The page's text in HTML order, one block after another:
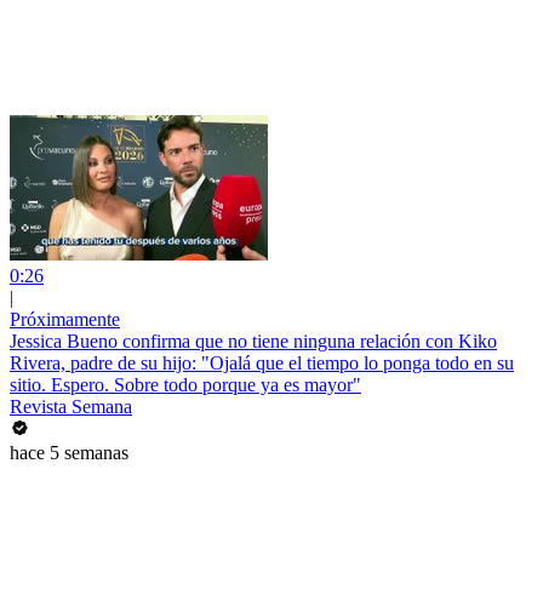
0:26
|
Próximamente
Jessica Bueno confirma que no tiene ninguna relación con Kiko
Rivera, padre de su hijo: "Ojalá que el tiempo lo ponga todo en su
sitio. Espero. Sobre todo porque ya es mayor"
Revista Semana
hace 5 semanas